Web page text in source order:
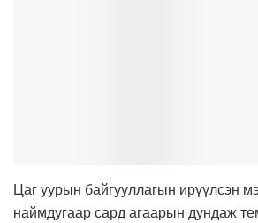
Цаг уурын байгууллагын ирүүлсэн
наймдугаар сард агаарын дундаж